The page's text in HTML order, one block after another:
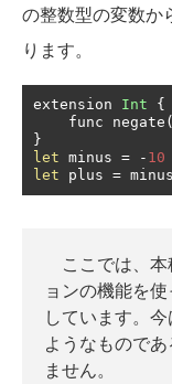
の整数型の変数か
ります。
extension Int
{
    func negate
}
let minus = - 10
let plus = minus
ここでは、本
ョンの機能を
しています。
ようなもので
ません。